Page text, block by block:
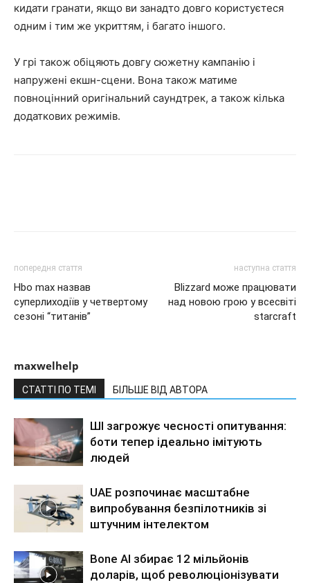
кидати гранати, якщо ви занадто довго користуєтеся
одним і тим же укриттям, і багато іншого.
У грі також обіцяють довгу сюжетну кампанію і
напружені екшн-сцени. Вона також матиме
повноцінний оригінальний саундтрек, а також кілька
додаткових режимів.
попередня стаття
Hbo max назвав
суперлиходіїв у четвертому
сезоні “титанів”
наступна стаття
Blizzard може працювати
над новою грою у всесвіті
starcraft
maxwelhelp
СТАТТІ ПО ТЕМІ БІЛЬШЕ ВІД АВТОРА
ШІ загрожує чесності опитування:
боти тепер ідеально імітують
людей
UAE розпочинає масштабне
випробування безпілотників зі
штучним інтелектом
Bone AI збирає 12 мільйонів
доларів, щоб революціонізувати